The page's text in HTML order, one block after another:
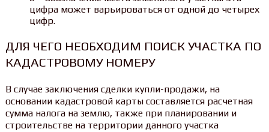
цифра может варьироваться от одной до четырех
цифр.
ДЛЯ ЧЕГО НЕОБХОДИМ ПОИСК УЧАСТКА ПО
КАДАСТРОВОМУ НОМЕРУ
В случае заключения сделки купли-продажи, на
основании кадастровой карты составляется расчетная
сумма налога на землю, также при планировании и
строительстве на территории данного участка